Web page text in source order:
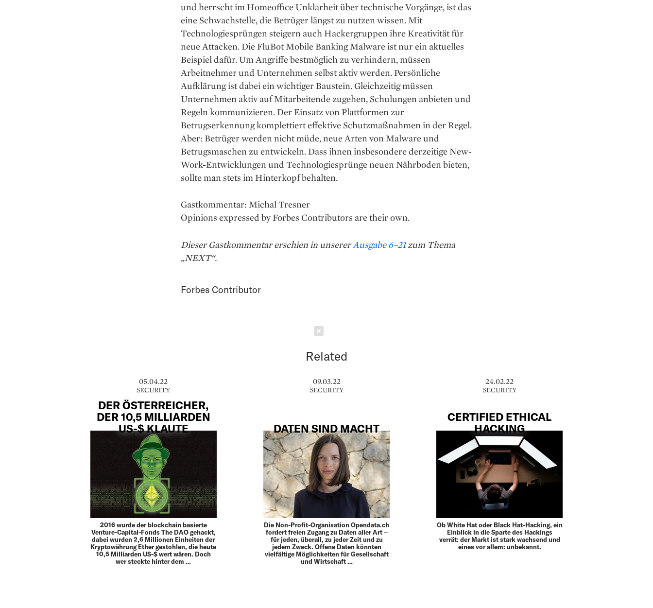
und herrscht im Homeoffice Unklarheit über technische Vorgänge, ist das
eine Schwachstelle, die Betrüger längst zu nutzen wissen. Mit
Technologiesprüngen steigern auch Hackergruppen ihre Kreativität für
neue Attacken. Die FluBot Mobile Banking Malware ist nur ein aktuelles
Beispiel dafür. Um Angriffe bestmöglich zu verhindern, müssen
Arbeitnehmer und Unternehmen selbst aktiv werden. Persönliche
Aufklärung ist dabei ein wichtiger Baustein. Gleichzeitig müssen
Unternehmen aktiv auf Mitarbeitende zugehen, Schulungen anbieten und
Regeln kommunizieren. Der Einsatz von Plattformen zur
Betrugserkennung komplettiert effektive Schutzmaßnahmen in der Regel.
Aber: Betrüger werden nicht müde, neue Arten von Malware und
Betrugsmaschen zu entwickeln. Dass ihnen insbesondere derzeitige New-
Work-Entwicklungen und Technologiesprünge neuen Nährboden bieten,
sollte man stets im Hinterkopf behalten.
Gastkommentar: Michal Tresner
Opinions expressed by Forbes Contributors are their own.
Dieser Gastkommentar erschien in unsererAusgabe 6–21zum Thema
„NEXT“.
Forbes Contributor
Related
05.04.22
SECURITY
DER ÖSTERREICHER,
DER 10,5 MILLIARDEN
US-$ KLAUTE
2016 wurde der blockchain basierte
Venture-Capital-Fonds The DAO gehackt,
dabei wurden 2,6 Millionen Einheiten der
Kryptowährung Ether gestohlen, die heute
10,5 Milliarden US-$ wert wären. Doch
wer steckte hinter dem …
09.03.22
SECURITY
DATEN SIND MACHT
Die Non-Profit-Organisation Opendata.ch
fordert freien Zugang zu Daten aller Art –
für jeden, überall, zu jeder Zeit und zu
jedem Zweck. Offene Daten könnten
vielfältige Möglichkeiten für Gesellschaft
und Wirtschaft …
24.02.22
SECURITY
CERTIFIED ETHICAL
HACKING
Ob White Hat oder Black Hat-Hacking, ein
Einblick in die Sparte des Hackings
verrät: der Markt ist stark wachsend und
eines vor allem: unbekannt.